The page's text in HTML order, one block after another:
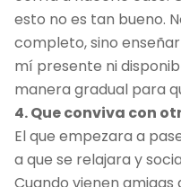
esto no es tan bueno.
completo, sino
mí presente ni
manera gradual para
4. Que conviva con
El que empezara a
a que se relajara y